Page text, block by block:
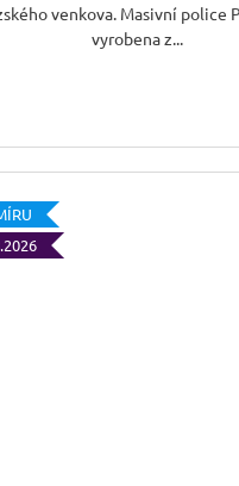
venkova. Masivní police
vyrobena z...